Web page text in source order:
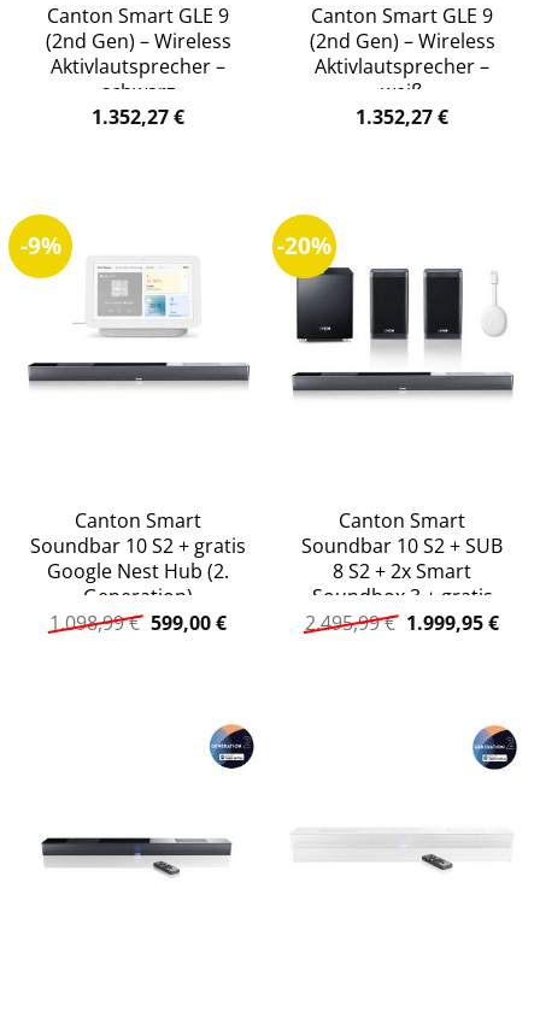
Canton Smart GLE 9
(2nd Gen) – Wireless
Aktivlautsprecher –
schwarz
1.352,27€
Canton Smart GLE 9
(2nd Gen) – Wireless
Aktivlautsprecher –
weiß
1.352,27€
-9%
Canton Smart
Soundbar 10 S2 + gratis
Google Nest Hub (2.
Generation)
1.098,99€ Ursprünglicher
Preis
599,00€Aktueller
-20%
Canton Smart
Soundbar 10 S2 + SUB
8 S2 + 2x Smart
Soundbox 3 + gratis
Chromecast mit Google
2.495,99€ 1.999,95€